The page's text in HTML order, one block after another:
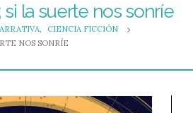
si la suerte nos sonríe
,
CIENCIA FICCIÓN
NOS SONRÍE